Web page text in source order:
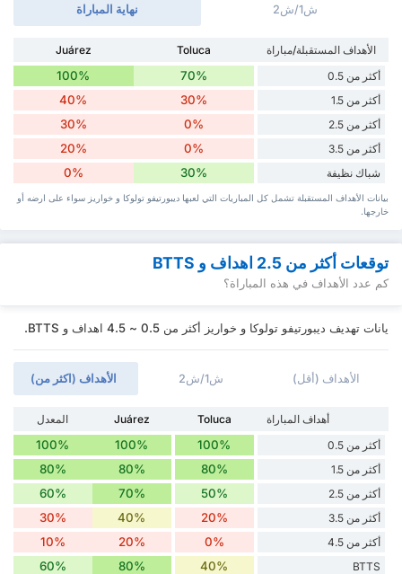
نهاية المباراة ش1/ش2
الأهداف المستقبلة/مباراة Toluca
Juárez
أكثر من 0.5
70%
100%
أكثر من 1.5 30%
40%
أكثر من 2.5 0%
30%
أكثر من 3.5 0%
20%
شباك نظيفة 30%
0%
بيانات الأهداف المستقبلة تشمل كل المباريات التي لعبها ديبورتيفو تولوكا و خواريز سواء ‏على ارضه أو
خارجها.
توقعات أكثر من 2.5 اهداف و BTTS
كم عدد الأهداف في هذه المباراة؟
يانات تهديف ديبورتيفو تولوكا و خواريز أكثر من 0.5 ~ 4.5 اهداف و BTTS.
الأهداف (اكثر من) ش1/ش2 الأهداف (أقل)
أهداف المباراة Toluca
Juárez
المعدل
أكثر من 0.5
100%
100%
100%
أكثر من 1.5 80%
80%
80%
أكثر من 2.5 50%
70%
60%
أكثر من 3.5 20%
40%
30%
أكثر من 4.5 0%
20%
10%
BTTS
40%
80%
60%